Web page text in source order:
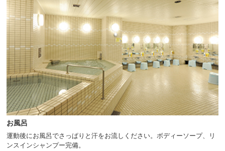
お風呂
運動後にお風呂でさっぱりと汗をお流しください。ボディーソープ、リ
ンスインシャンプー完備。